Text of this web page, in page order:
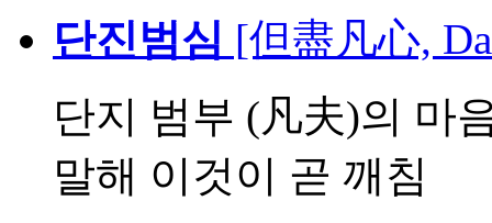
단진범심 [但盡凡心,
단지 범부 (凡夫)의 마
말해 이것이 곧 깨침